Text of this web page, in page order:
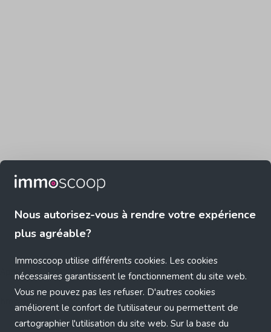
Nous autorisez-vous à rendre votre expérience
plus agréable?
Immoscoop utilise différents cookies. Les cookies
nécessaires garantissent le fonctionnement du site web.
Vous ne pouvez pas les refuser. D'autres cookies
améliorent le confort de l'utilisateur ou permettent de
cartographier l'utilisation du site web. Sur la base du
Application error: a client-side exception has occurred (see the
browser console for more information)